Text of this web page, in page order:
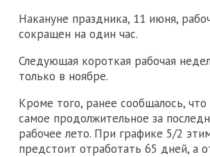
Накануне праздника, 11 июня,
сокращен на один час.
Следующая короткая рабочая
только в ноябре.
Кроме того, ранее сообщалось, что
самое продолжительное за
рабочее лето. При графике 5/2
предстоит отработать 65 дней, а